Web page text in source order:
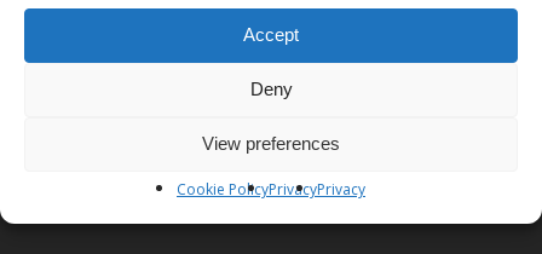
Accept
Deny
View preferences
Cookie PolicyPrivacyPrivacy